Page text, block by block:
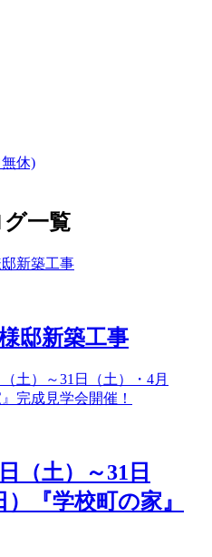
無休)
一覧
邸新築工事
（土）～31日
）『学校町の家』